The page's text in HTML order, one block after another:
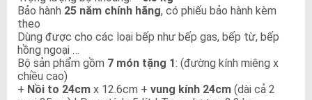
Bảo hành 25 năm chính hãng, có phiếu bảo hành kèm
theo
Dùng được cho các loại bếp như bếp gas, bếp từ, bếp
hồng ngoại …
Bộ sản phẩm gồm 7 món tặng 1: (đường kính miêng x
chiều cao)
+ Nồi to 24cm x 12.6cm + vung kính 24cm (dài cả 2